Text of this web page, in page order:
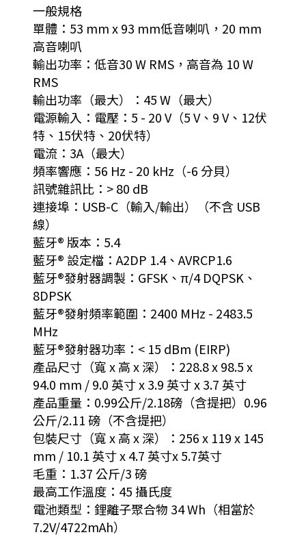
一般規格
單體：53 mm x 93 mm低音喇叭，20 mm
高音喇叭
輸出功率：低音30 W RMS，高音為 10 W
RMS
輸出功率（最大）：45 W（最大）
電源輸入：電壓：5 - 20 V（5 V、9 V、12伏
特、15伏特、20伏特）
電流：3A（最大）
頻率響應：56 Hz - 20 kHz（-6 分貝）
訊號雜訊比：> 80 dB
連接埠：USB-C（輸入/輸出）（不含 USB
線）
藍牙® 版本：5.4
藍牙® 設定檔：A2DP 1.4、AVRCP1.6
藍牙®發射器調製：GFSK、π/4 DQPSK、
8DPSK
藍牙®發射頻率範圍：2400 MHz - 2483.5
MHz
藍牙®發射器功率：< 15 dBm (EIRP)
產品尺寸（寬 x 高 x 深）：228.8 x 98.5 x
94.0 mm / 9.0 英寸 x 3.9 英寸 x 3.7 英寸
產品重量：0.99公斤/2.18磅（含提把）0.96
公斤/2.11 磅（不含提把）
包裝尺寸（寬 x 高 x 深）：256 x 119 x 145
mm / 10.1 英寸 x 4.7 英寸x 5.7英寸
毛重：1.37 公斤/3 磅
最高工作溫度：45 攝氏度
電池類型：鋰離子聚合物 34 Wh（相當於
7.2V/4722mAh）